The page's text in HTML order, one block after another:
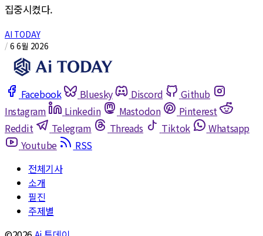
집중시켰다.
AI TODAY
/ 6 6월 2026
Facebook Bluesky Discord
Github
Instagram
Linkedin Mastodon
Pinterest
Reddit
Telegram Threads Tiktok
Whatsapp
Youtube
RSS
전체기사
소개
필진
주제별